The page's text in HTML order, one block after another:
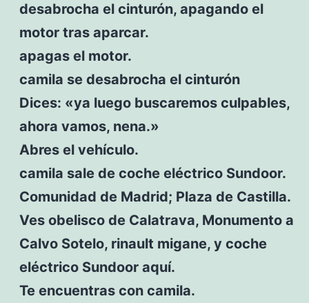
desabrocha el cinturón, apagando el
motor tras aparcar.
apagas el motor.
camila se desabrocha el cinturón
Dices: «ya luego buscaremos culpables,
ahora vamos, nena.»
Abres el vehículo.
camila sale de coche eléctrico Sundoor.
Comunidad de Madrid; Plaza de Castilla.
Ves obelisco de Calatrava, Monumento a
Calvo Sotelo, rinault migane, y coche
eléctrico Sundoor aquí.
Te encuentras con camila.